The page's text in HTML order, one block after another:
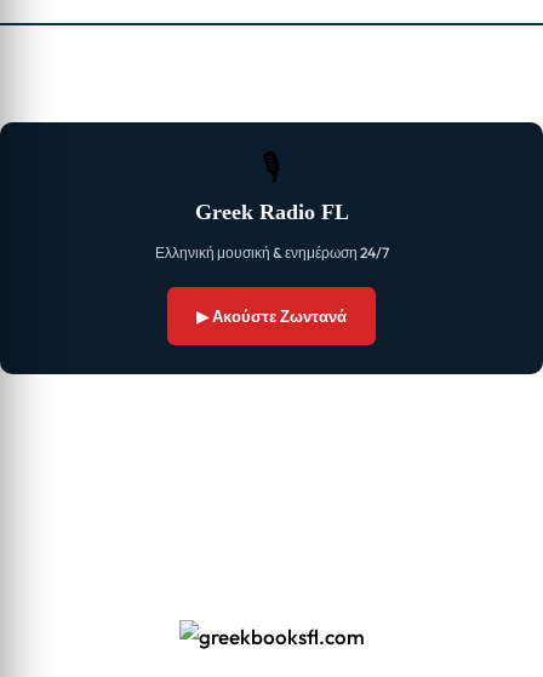
🎙
Greek Radio FL
Ελληνική μουσική & ενημέρωση 24/7
▶ Ακούστε Ζωντανά